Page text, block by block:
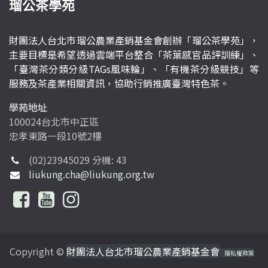
瑠公茶學苑
財團法人台北市瑠公農業產銷基金會創辦「瑠公茶學苑」，
主要目標是希望透過雲端平台整合「茶葉感官品評訓練」、
「臺灣茶分類分級TAGs風味輪」、「有機茶分級競技」等
服務及茶產業相關資訊，協助行銷推廣臺灣特色茶。
學苑地址
100024台北市中正區
忠孝東路一段10號2樓
(02)23945029 分機: 43
liukung.cha@liukung.org.tw
Copyright © 財團法人台北市瑠公農業產銷基金會 隱私權政策